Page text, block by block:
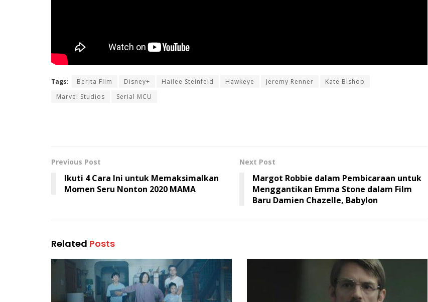
Tags: Berita Film Disney+ Hailee Steinfeld Hawkeye Jeremy Renner
Kate Bishop
Marvel Studios
Serial MCU
Previous Post
Ikuti 4 Cara Ini untuk Memaksimalkan
Momen Seru Nonton 2020 MAMA
Next Post
Margot Robbie dalam Pembicaraan untuk
Menggantikan Emma Stone dalam Film
Baru Damien Chazelle, Babylon
Related Posts